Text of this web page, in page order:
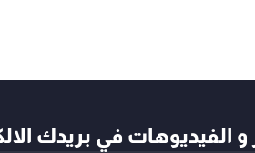
و الفيديوهات في بريدك